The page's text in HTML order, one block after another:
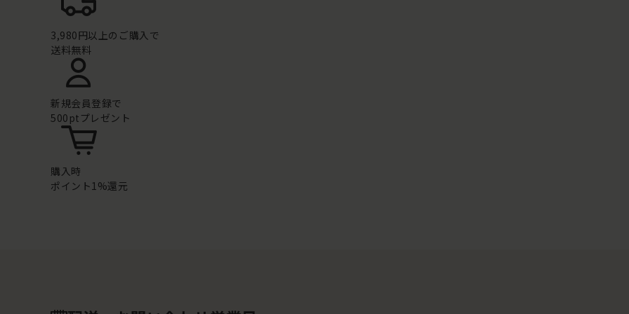
3,980円以上のご購入で
送料無料
新規会員登録で
500ptプレゼント
購入時
ポイント1%還元